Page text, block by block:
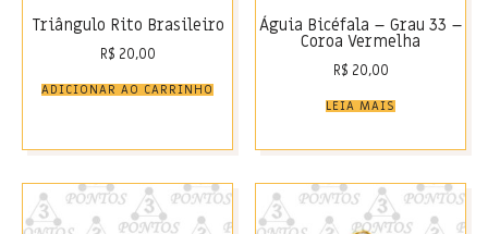
Triângulo Rito Brasileiro
R$ 20,00
ADICIONAR AO CARRINHO
Águia Bicéfala – Grau 33 –
Coroa Vermelha
R$ 20,00
LEIA MAIS